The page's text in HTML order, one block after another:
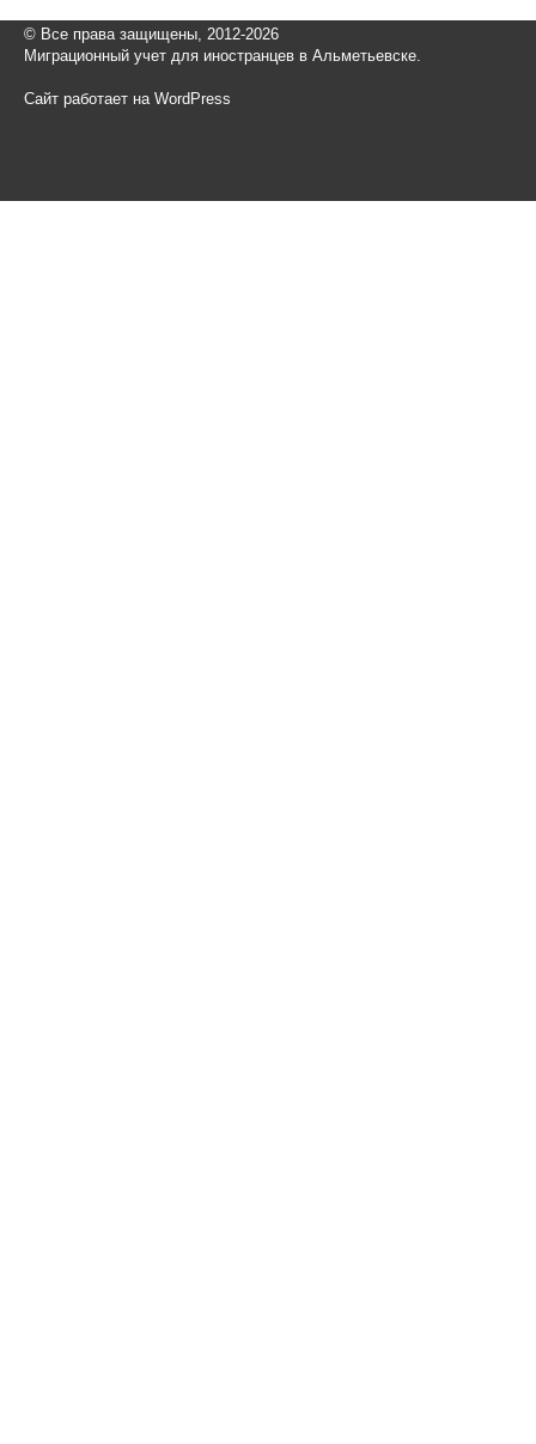
© Все права защищены, 2012-2026
Миграционный учет для иностранцев в Альметьевске.
Сайт работает на WordPress